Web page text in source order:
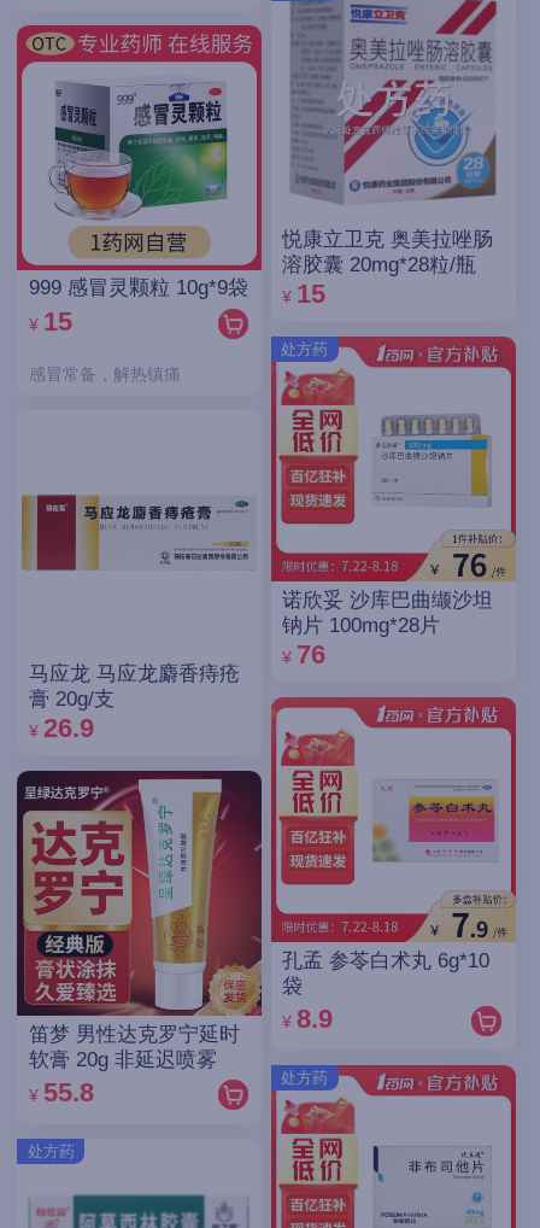
999 感冒灵颗粒 10g*9袋
¥ 15
感冒常备，解热镇痛
马应龙 马应龙麝香痔疮
膏 20g/支
¥ 26.9
笛梦 男性达克罗宁延时
软膏 20g 非延迟喷雾
¥ 55.8
处方药
悦康立卫克 奥美拉唑肠
溶胶囊 20mg*28粒/瓶
¥ 15
处方药
诺欣妥 沙库巴曲缬沙坦
钠片 100mg*28片
¥ 76
孔孟 参苓白术丸 6g*10
袋
¥ 8.9
处方药